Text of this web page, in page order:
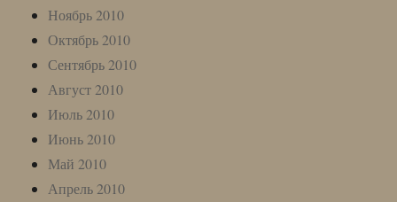
Ноябрь 2010
Октябрь 2010
Сентябрь 2010
Август 2010
Июль 2010
Июнь 2010
Май 2010
Апрель 2010